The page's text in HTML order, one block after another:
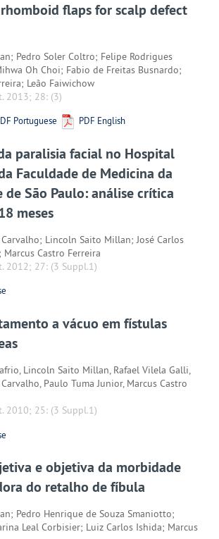
flaps for scalp defect
Pedro Soler Coltro; Felipe Rodrigues
Oh Choi; Fabio de Freitas Busnardo;
Leão Faiwichow
2013; 28: (3)
Portuguese PDF English
paralisia facial no Hospital
Faculdade de Medicina da
de São Paulo: análise crítica
meses
Lincoln Saito Millan; José Carlos
Marcus Castro Ferreira
2012; 27: (3 Suppl.1)
a vácuo em fístulas
Lincoln Saito Millan, Rafael Vilela Galli,
Paulo Tuma Junior, Marcus Castro
2010; 25: (3 Suppl.1)
e objetiva da morbidade
do retalho de fíbula
Pedro Henrique de Souza Smaniotto;
Leal Corbisier; Luiz Carlos Ishida; Marcus